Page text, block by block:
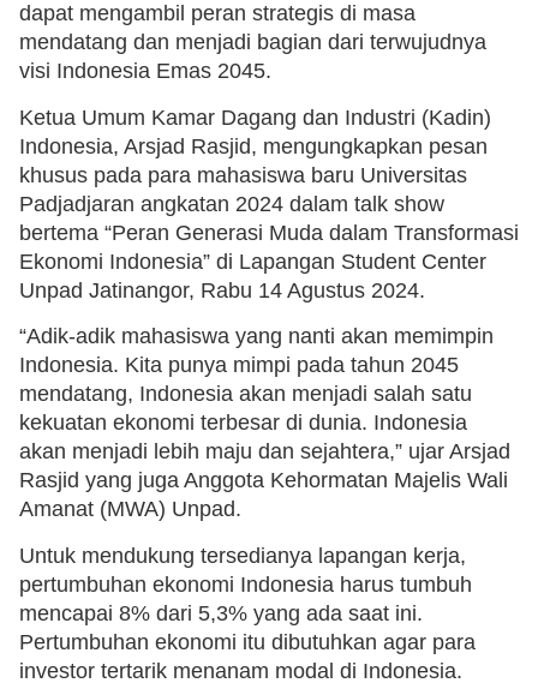
dapat mengambil peran strategis di masa
mendatang dan menjadi bagian dari terwujudnya
visi Indonesia Emas 2045.
Ketua Umum Kamar Dagang dan Industri (Kadin)
Indonesia, Arsjad Rasjid, mengungkapkan pesan
khusus pada para mahasiswa baru Universitas
Padjadjaran angkatan 2024 dalam talk show
bertema “Peran Generasi Muda dalam Transformasi
Ekonomi Indonesia” di Lapangan Student Center
Unpad Jatinangor, Rabu 14 Agustus 2024.
“Adik-adik mahasiswa yang nanti akan memimpin
Indonesia. Kita punya mimpi pada tahun 2045
mendatang, Indonesia akan menjadi salah satu
kekuatan ekonomi terbesar di dunia. Indonesia
akan menjadi lebih maju dan sejahtera,” ujar Arsjad
Rasjid yang juga Anggota Kehormatan Majelis Wali
Amanat (MWA) Unpad.
Untuk mendukung tersedianya lapangan kerja,
pertumbuhan ekonomi Indonesia harus tumbuh
mencapai 8% dari 5,3% yang ada saat ini.
Pertumbuhan ekonomi itu dibutuhkan agar para
investor tertarik menanam modal di Indonesia.